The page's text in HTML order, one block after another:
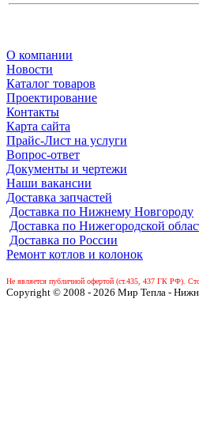
О компании
Новости
Каталог товаров
Проектирование
Контакты
Карта сайта
Прайс-Лист на услуги
Вопрос-ответ
Документы и чертежи
Наши вакансии
Доставка запчастей
Доставка по Нижнему Новгороду
Доставка по Нижегородской
Доставка по России
Ремонт котлов и колонок
Не является публичной офертой (ст.435, 437 ГК РФ).
Copyright © 2008 - 2026 Мир Тепла -